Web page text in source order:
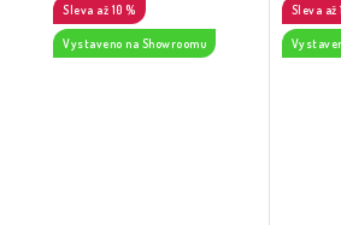
až 10 %
Vystaveno na Showroomu
až